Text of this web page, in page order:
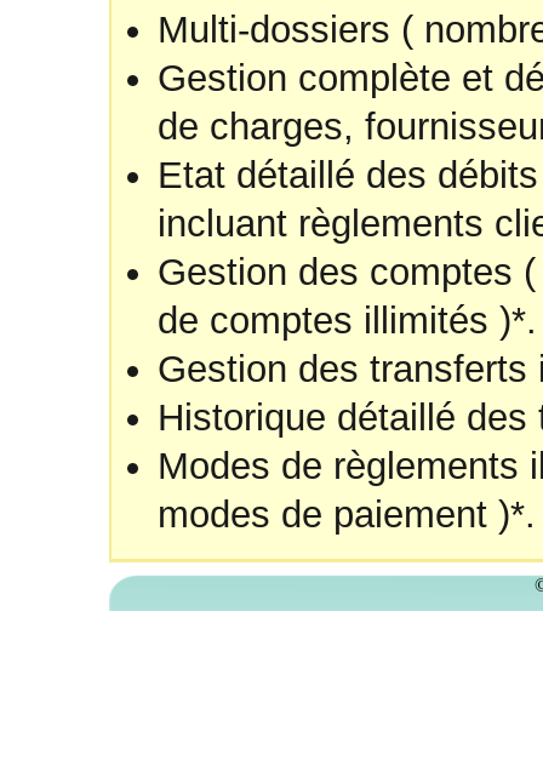
Multi-dossiers (
Gestion complète et
de charges,
Etat détaillé des
incluant règlements
Gestion des comptes
de comptes illimités )*.
Gestion des transferts
Historique détaillé
Modes de règlements
modes de paiement )*.